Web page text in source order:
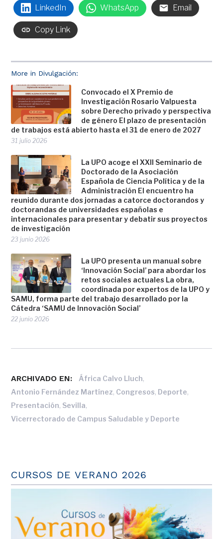
More in Divulgación:
Convocado el X Premio de
Investigación Rosario Valpuesta
sobre Derecho privado y perspectiva
de género El plazo de presentación
de trabajos está abierto hasta el 31 de enero de 2027
31 julio 2026
La UPO acoge el XXII Seminario de
Doctorado de la Asociación
Española de Ciencia Política y de la
Administración El encuentro ha
reunido durante dos jornadas a catorce doctorandos y
doctorandas de universidades españolas e
internacionales para presentar y debatir sus proyectos
de investigación
23 junio 2026
La UPO presenta un manual sobre
‘Innovación Social’ para abordar los
retos sociales actuales La obra,
coordinada por expertos de la UPO y
SAMU, forma parte del trabajo desarrollado por la
Cátedra ‘SAMU de Innovación Social’
22 junio 2026
LinkedIn WhatsApp Email
Copy Link
ARCHIVADO EN: África Calvo Lluch,
Antonio Fernández Martínez, Congresos, Deporte,
Presentación, Sevilla,
Vicerrectorado de Campus Saludable y Deporte
CURSOS DE VERANO 2026